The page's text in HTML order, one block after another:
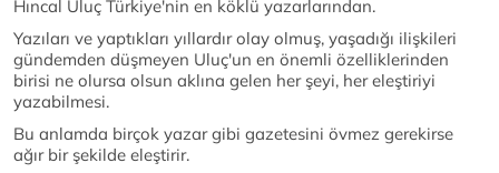
Hıncal Uluç Türkiye'nin en köklü yazarlarından.
Yazıları ve yaptıkları yıllardır olay olmuş, yaşadığı ilişkileri
gündemden düşmeyen Uluç'un en önemli özelliklerinden
birisi ne olursa olsun aklına gelen her şeyi, her eleştiriyi
yazabilmesi.
Bu anlamda birçok yazar gibi gazetesini övmez gerekirse
ağır bir şekilde eleştirir.